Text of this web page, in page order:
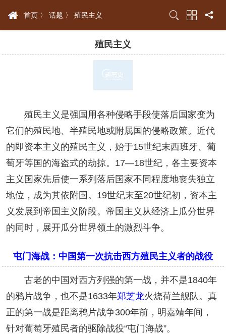
首页 〉 话题 〉 殖民主义
殖民主义
殖民主义是强国用各种侵略手段使落后国家变为
它们的殖民地、半殖民地或附属国的侵略政策。近代
的即资本主义的殖民主义，始于15世纪末西班牙、葡
萄牙等国的海盗式的劫掠。17—18世纪，各主要资本
主义国家先后使一系列落后国家不同程度地丧失独立
地位，成为其依附国。19世纪末至20世纪初，资本主
义发展到帝国主义阶段。帝国主义从经济上瓜分世界
的同时，展开瓜分世界领土的激烈斗争。
屯门海战：中国第一次抗击西方殖民主义者的战役
古老的中国对西方列强的第一战，并不是1840年
的鸦片战争，也不是1633年郑芝龙火烧荷兰舰队。真
正的第一战是距离鸦片战争300年前，明嘉靖年间，
针对葡萄牙殖民者的驱除战役“屯门海战”。